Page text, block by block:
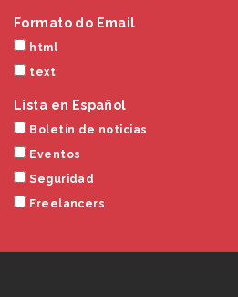
Formato do Email
html
text
Lista en Español
Boletín de noticias
Eventos
Seguridad
Freelancers